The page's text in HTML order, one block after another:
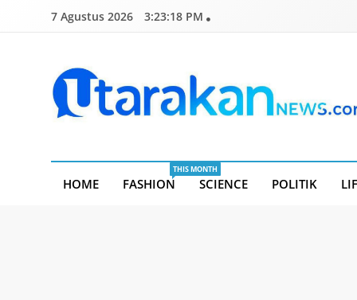
7 Agustus 2026 3:23:19 PM
HOME FASHION
THIS MONTH
SCIENCE POLITIK